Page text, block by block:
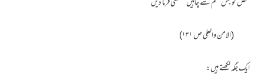
شخص کو جس حکم سے چاہیں مستثنیٰ فرما دیں‘‘
(الامن والعلی ص ۱۳۱)
ایک جگہ لکھتے ہیں: